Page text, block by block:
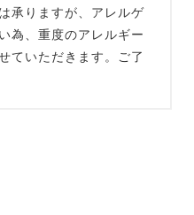
承りますが、アレルゲ
為、重度のアレルギー
ていただきます。ご了